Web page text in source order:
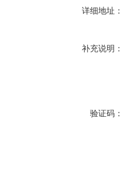
详细地址：
补充说明：
验证码：